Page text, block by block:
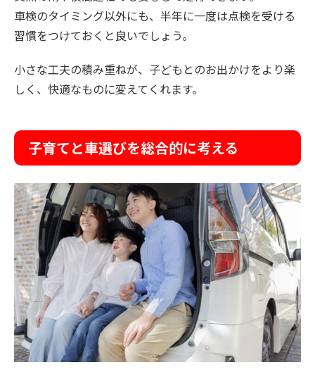
車検のタイミング以外にも、半年に一度は点検を受ける
習慣をつけておくと良いでしょう。
小さな工夫の積み重ねが、子どもとのお出かけをより楽
しく、快適なものに変えてくれます。
子育てと車選びを総合的に考える